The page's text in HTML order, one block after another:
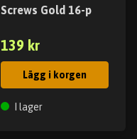
Screws Gold 16-p
139 kr
Lägg i korgen
I lager